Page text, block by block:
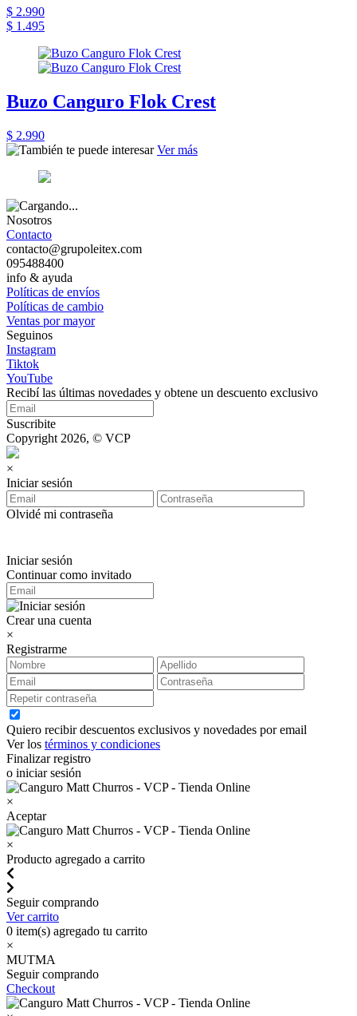
$ 2.990
$ 1.495
Buzo Canguro Flok Crest
$ 2.990
Ver más
Nosotros
Contacto
contacto@grupoleitex.com
095488400
info & ayuda
Políticas de envíos
Políticas de cambio
Ventas por mayor
Seguinos
Instagram
Tiktok
YouTube
Recibí las últimas novedades y obtene un descuento exclusivo
Suscribite
Copyright 2026, © VCP
×
Iniciar sesión
Olvidé mi contraseña
Iniciar sesión
Continuar como invitado
Crear una cuenta
×
Registrarme
Quiero recibir descuentos exclusivos y novedades por email
Ver los términos y condiciones
Finalizar registro
o iniciar sesión
×
Aceptar
×
Producto agregado a carrito
Seguir comprando
Ver carrito
0 item(s) agregado tu carrito
×
MUTMA
Seguir comprando
Checkout